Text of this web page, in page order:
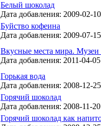
Белый шоколад
Дата добавления: 2009-02-
Буйство кофеина
Дата добавления: 2009-07-
Вкусные места мира. Музеи
Дата добавления: 2011-04-
Горькая вода
Дата добавления: 2008-12-
Горячий шоколад
Дата добавления: 2008-11-
Горячий шоколад как